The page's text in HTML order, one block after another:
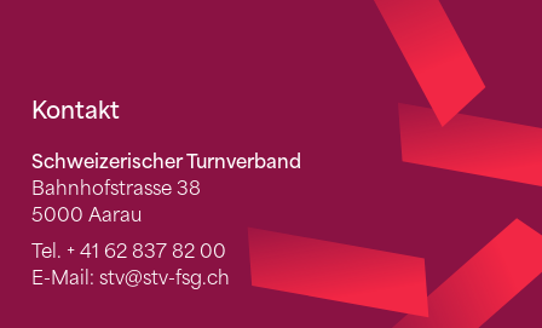
Fusszeile
Kontakt
Schweizerischer Turnverband
Bahnhofstrasse 38
5000 Aarau
Tel. + 41 62 837 82 00
E-Mail: stv@stv-fsg.ch